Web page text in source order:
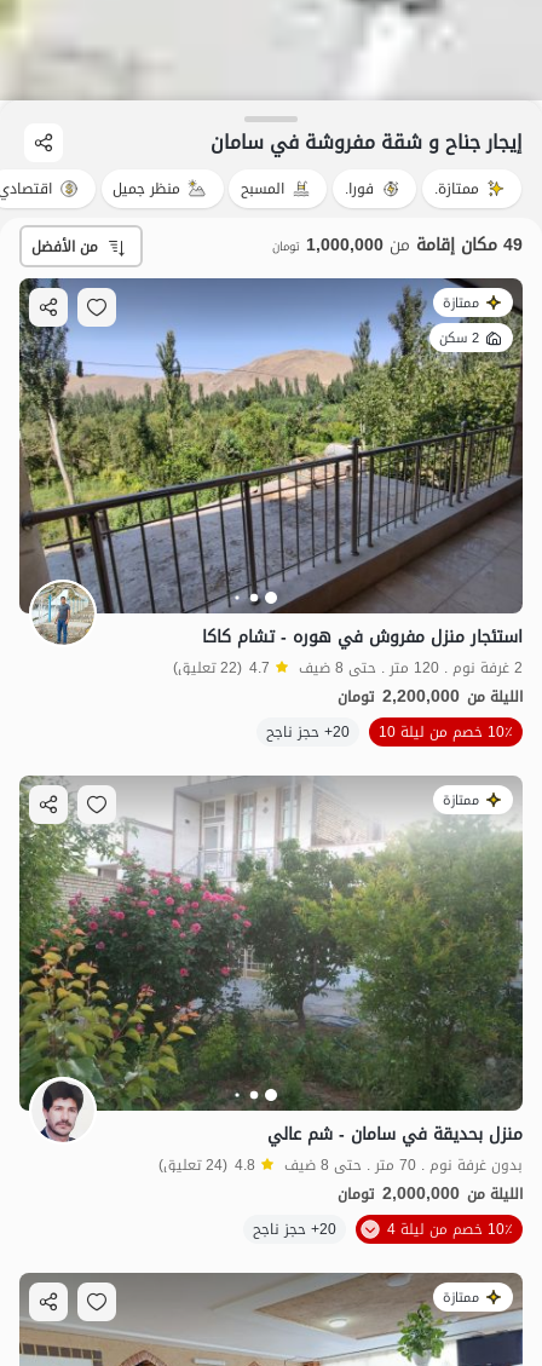
إيجار جناح و شقة مفروشة في سامان
ممتازة. فورا. المسبح منظر جميل
49 مكان إقامة من 1,000,000 تومان من الأفضل
ممتازة
2 سكن
استئجار منزل مفروش في هوره - تشام كاكا
2 غرفة نوم . 120 متر . حتى 8 ضيف 4.7 (22 تعليق)
الليلة من 2,200,000 تومان
10٪ خصم من ليلة 10
20+ حجز ناجح
ممتازة
منزل بحديقة في سامان - شم عالي
بدون غرفة نوم . 70 متر . حتى 8 ضيف 4.8 (24 تعليق)
الليلة من 2,000,000 تومان
10٪ خصم من ليلة 4
20+ حجز ناجح
ممتازة